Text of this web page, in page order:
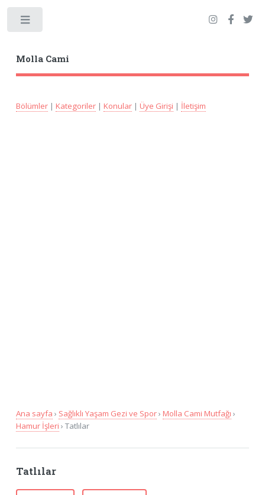
Molla Cami
Bölümler| Kategoriler| Konular| Üye Girişi | İletişim
Ana sayfa › Sağlıklı Yaşam Gezi ve Spor› Molla Cami Mutfağı ›
Hamur İşleri › Tatlılar
Tatlılar